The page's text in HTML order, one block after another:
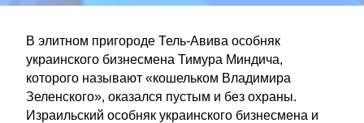
В элитном пригороде Тель-Авива особняк
украинского бизнесмена Тимура Миндича,
которого называют «кошельком Владимира
Зеленского», оказался пустым и без охраны.
Израильский особняк украинского бизнесмена и
Контакт»